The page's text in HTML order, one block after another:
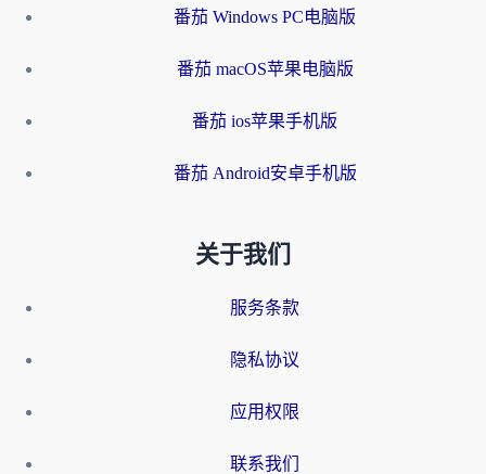
番茄 Windows PC电脑版
番茄 macOS苹果电脑版
番茄 ios苹果手机版
番茄 Android安卓手机版
关于我们
服务条款
隐私协议
应用权限
联系我们